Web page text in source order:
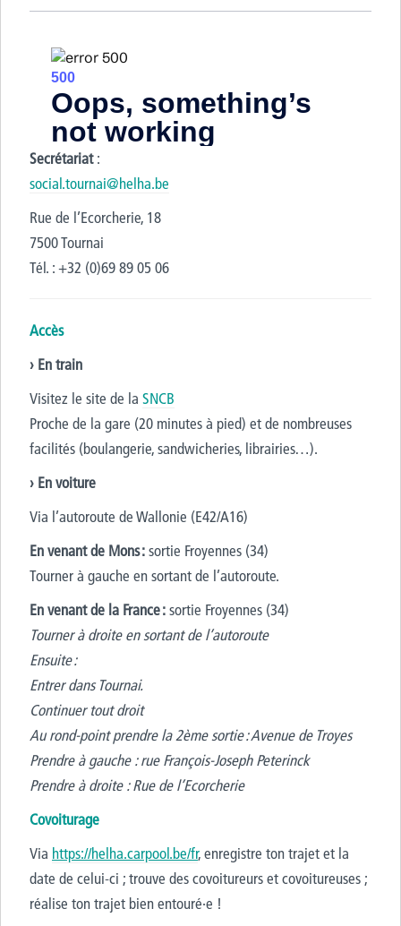
Secrétariat:
social.tournai@helha.be
Rue de l’Ecorcherie, 18
7500 Tournai
Tél. : +32 (0)69 89 05 06
Accès
› En train
Visitez le site de la SNCB
Proche de la gare (20 minutes à pied) et de nombreuses
facilités (boulangerie, sandwicheries, librairies…).
› En voiture
Via l’autoroute de Wallonie (E42/A16)
En venant de Mons :sortie Froyennes (34)
Tourner à gauche en sortant de l’autoroute.
En venant de la France :sortie Froyennes (34)
Tourner à droite en sortant de l’autoroute
Ensuite :
Entrer dans Tournai.
Continuer tout droit
Au rond-point prendre la 2ème sortie : Avenue de Troyes
Prendre à gauche : rue François-Joseph Peterinck
Prendre à droite : Rue de l’Ecorcherie
Covoiturage
Via https://helha.carpool.be/fr, enregistre ton trajet et la
date de celui-ci ; trouve des covoitureurs et covoitureuses ;
réalise ton trajet bien entouré·e !